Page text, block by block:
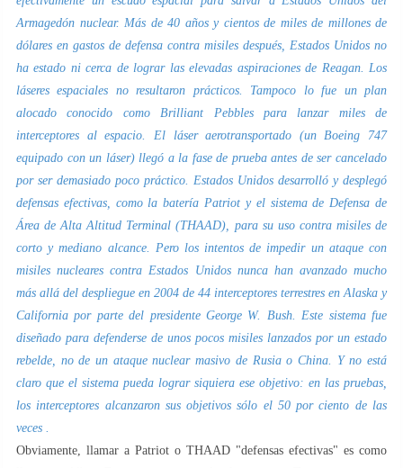
Armagedón nuclear. Más de 40 años y cientos de miles de millones de
dólares en gastos de defensa contra misiles después, Estados Unidos no
ha estado ni cerca de lograr las elevadas aspiraciones de Reagan. Los
láseres espaciales no resultaron prácticos. Tampoco lo fue un plan
alocado conocido como Brilliant Pebbles para lanzar miles de
interceptores al espacio. El láser aerotransportado (un Boeing 747
equipado con un láser) llegó a la fase de prueba antes de ser cancelado
por ser demasiado poco práctico. Estados Unidos desarrolló y desplegó
defensas efectivas, como la batería Patriot y el sistema de Defensa de
Área de Alta Altitud Terminal (THAAD), para su uso contra misiles de
corto y mediano alcance. Pero los intentos de impedir un ataque con
misiles nucleares contra Estados Unidos nunca han avanzado mucho
más allá del despliegue en 2004 de 44 interceptores terrestres en Alaska y
California por parte del presidente George W. Bush. Este sistema fue
diseñado para defenderse de unos pocos misiles lanzados por un estado
rebelde, no de un ataque nuclear masivo de Rusia o China. Y no está
claro que el sistema pueda lograr siquiera ese objetivo: en las pruebas,
los interceptores alcanzaron sus objetivos sólo el 50 por ciento de las
veces .
Obviamente, llamar a Patriot o THAAD "defensas efectivas" es como